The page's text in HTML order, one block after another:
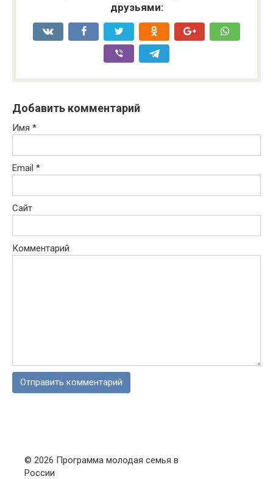
друзьями:
Добавить комментарий
Имя *
Email *
Сайт
Комментарий
© 2026 Программа молодая семья в
России